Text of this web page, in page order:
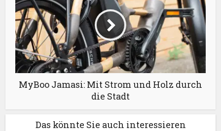
MyBoo Jamasi: Mit Strom und Holz durch
die Stadt
Das könnte Sie auch interessieren